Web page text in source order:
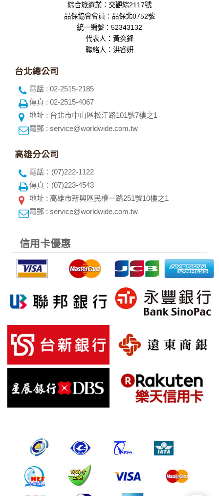
綜合旅遊業：交觀綜2117號
品保協會會員：品保北0752號
統一編號：52343132
代表人：黃奕鋒
聯絡人：洪睿妍
台北總公司
電話 : 02-2515-2185
傳真 : 02-2515-4067
地址 : 台北市中山區松江路101號7樓之1
電郵 : service@worldwide.com.tw
高雄分公司
電話：(07)222-1122
傳真：(07)223-4543
地址 : 高雄市新興區民權一路251號10樓之1
電郵 : service@worldwide.com.tw
信用卡優惠